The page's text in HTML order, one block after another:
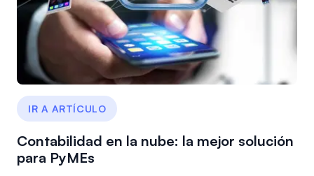
IR A ARTÍCULO
Contabilidad en la nube: la mejor solución
para PyMEs